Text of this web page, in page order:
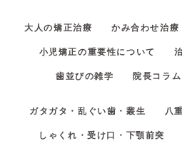
大人の矯正治療 かみ合わせ治療
小児矯正の重要性について
歯並びの雑学 院長コラム
ガタガタ・乱ぐい歯・叢生 八
しゃくれ・受け口・下顎前突